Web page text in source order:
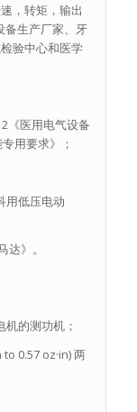
，转矩，输出
备生产厂家、牙
验中心和医学
《医用电气设备
用要求》；
用低压电动
》。
的测功机；
0.57 oz·in) 两